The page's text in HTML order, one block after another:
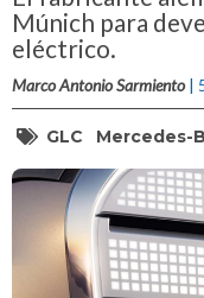
Múnich para
eléctrico.
Marco Antonio Sarmiento |
GLC Mercedes-